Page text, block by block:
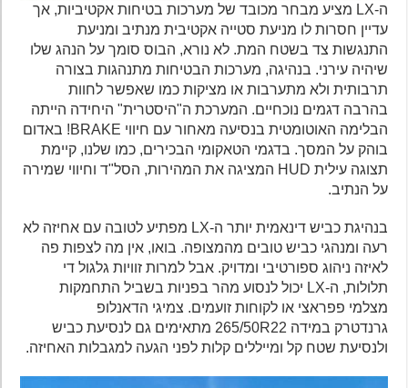
ה-LX מציע מבחר מכובד של מערכות בטיחות אקטיביות, אך
עדיין חסרות לו מניעת סטייה אקטיבית מנתיב ומניעת
התנגשות צד בשטח המת. לא נורא, הבוס סומך על הנהג שלו
שיהיה עירני. בנהיגה, מערכות הבטיחות מתנהגות בצורה
תרבותית ולא מתערבות או מציקות כמו שאפשר לחוות
בהרבה דגמים נוכחיים. המערכת ה"היסטרית" היחידה הייתה
הבלימה האוטומטית בנסיעה מאחור עם חיווי BRAKE! באדום
בוהק על המסך. בדגמי הטאקומי הבכירים, כמו שלנו, קיימת
תצוגה עילית HUD המציגה את המהירות, הסל"ד וחיווי שמירה
על הנתיב.
בנהיגת כביש דינאמית יותר ה-LX מפתיע לטובה עם אחיזה לא
רעה ומנהגי כביש טובים מהמצופה. בואו, אין מה לצפות פה
לאיזה ניהוג ספורטיבי ומדויק. אבל למרות זוויות גלגול די
תלולות, ה-LX יכול לנסוע מהר בפניות בשביל התחמקות
מצלמי פפראצי או לקוחות זועמים. צמיגי הדאנלופ
גרנדטרק במידה 265/50R22 מתאימים גם לנסיעת כביש
ולנסיעת שטח קל ומייללים קלות לפני הגעה למגבלות האחיזה.